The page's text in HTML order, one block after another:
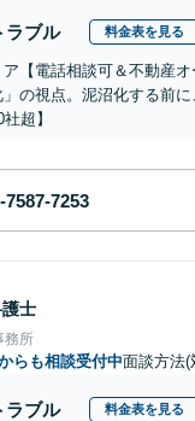
ラブル 料金表を見る
【電話相談可＆不動産
の視点。泥沼化する前
超】
士
務所
らも相談受付中面談方法(
ラブル 料金表を見る